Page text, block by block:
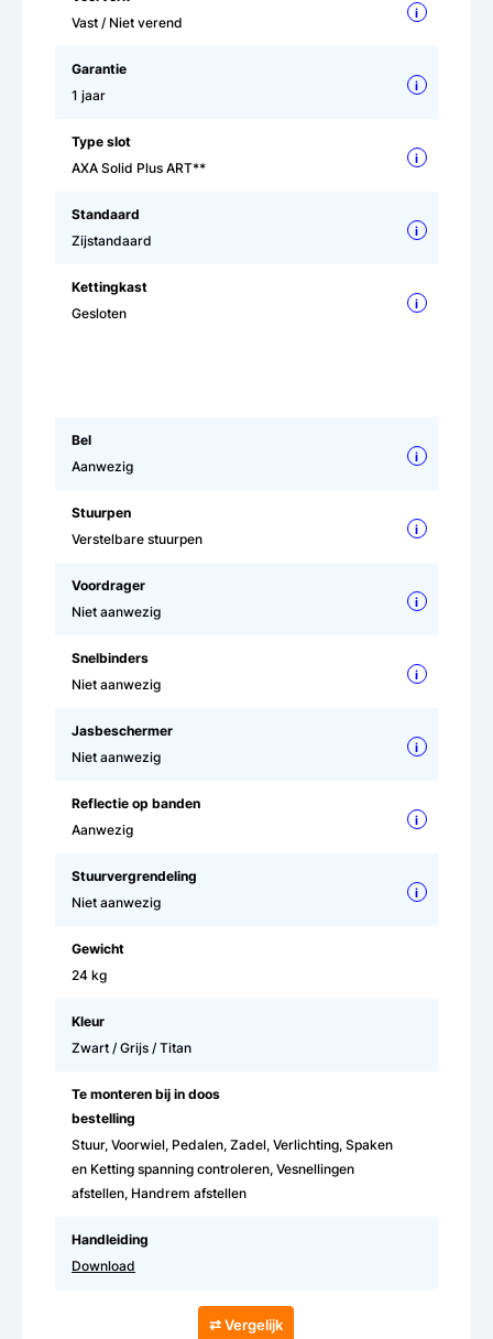
Vast / Niet verend
i
Garantie
1 jaar
i
Type slot
AXA Solid Plus ART**
i
Standaard
Zijstandaard
i
Kettingkast
Gesloten
i
Bel
Aanwezig
i
Stuurpen
Verstelbare stuurpen
i
Voordrager
Niet aanwezig
i
Snelbinders
Niet aanwezig
i
Jasbeschermer
Niet aanwezig
i
Reflectie op banden
Aanwezig
i
Stuurvergrendeling
Niet aanwezig
i
Gewicht
24 kg
Kleur
Zwart / Grijs / Titan
Te monteren bij in doos
bestelling
Stuur, Voorwiel, Pedalen, Zadel, Verlichting, Spaken
en Ketting spanning controleren, Vesnellingen
afstellen, Handrem afstellen
Handleiding
Download
⇄ Vergelijk